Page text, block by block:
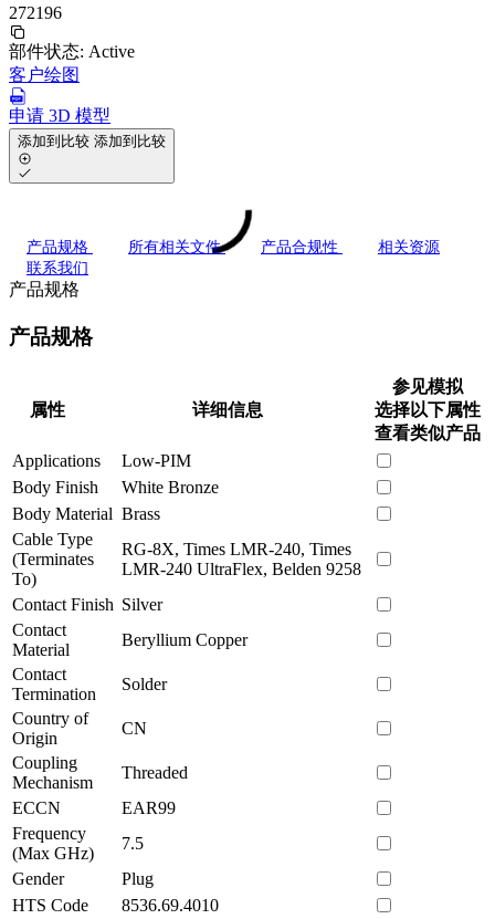
272196
部件状态: Active
客户绘图
申请 3D 模型
添加到比较 添加到比较
产品规格 所有相关文件 产品合规性
相关资源
联系我们
产品规格
产品规格
属性 详细信息
参见模拟
选择以下属性
查看类似产品
Applications
Low-PIM
Body Finish
White Bronze
Body Material Brass
Cable Type
(Terminates
To)
RG-8X, Times LMR-240, Times
LMR-240 UltraFlex, Belden 9258
Contact Finish Silver
Contact
Material
Beryllium Copper
Contact
Termination
Solder
Country of
Origin
CN
Coupling
Mechanism
Threaded
ECCN
EAR99
Frequency
(Max GHz)
7.5
Gender
Plug
HTS Code
8536.69.4010